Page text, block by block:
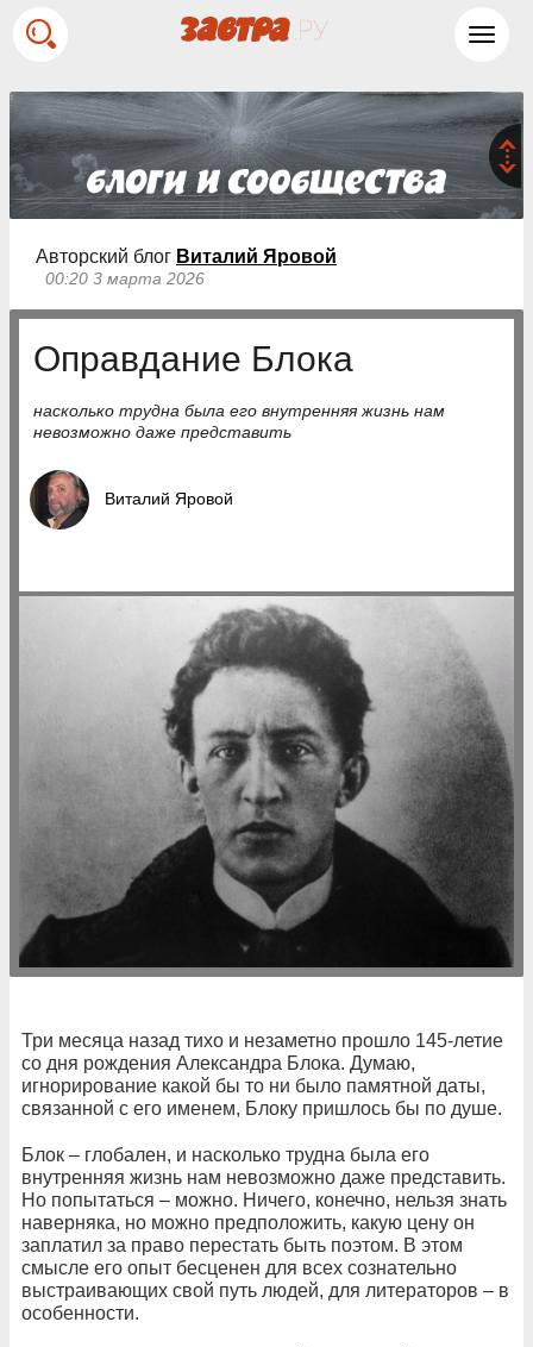
Авторский блог Виталий Яровой
00:20 3 марта 2026
Оправдание Блока
насколько трудна была его внутренняя жизнь нам
невозможно даже представить
Виталий Яровой
Три месяца назад тихо и незаметно прошло 145-летие
со дня рождения Александра Блока. Думаю,
игнорирование какой бы то ни было памятной даты,
связанной с его именем, Блоку пришлось бы по душе.
Блок – глобален, и насколько трудна была его
внутренняя жизнь нам невозможно даже представить.
Но попытаться – можно. Ничего, конечно, нельзя знать
наверняка, но можно предположить, какую цену он
заплатил за право перестать быть поэтом. В этом
смысле его опыт бесценен для всех сознательно
выстраивающих свой путь людей, для литераторов – в
особенности.